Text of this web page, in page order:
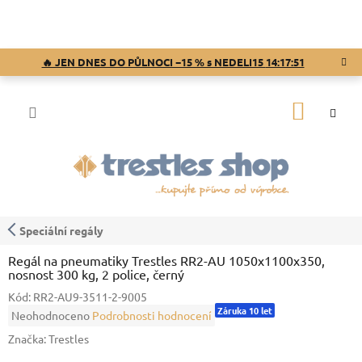
🔥 JEN DNES DO PŮLNOCI −15 % s NEDELI15 14:17:50
Speciální regály
Regál na pneumatiky Trestles RR2-AU 1050x1100x350,
nosnost 300 kg, 2 police, černý
Kód: RR2-AU9-3511-2-9005
Průměrné
produktu
Neohodnoceno Podrobnosti hodnocení Záruka 10 let
Značka:Trestles